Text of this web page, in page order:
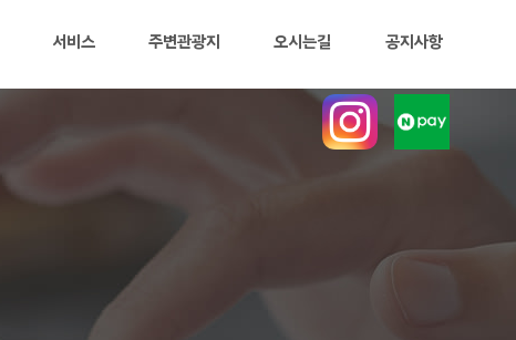
서비스 주변관광지 오시는길 공지사항